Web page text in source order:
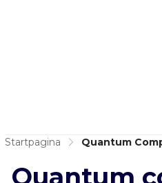
Startpagina Quantum
Quantum